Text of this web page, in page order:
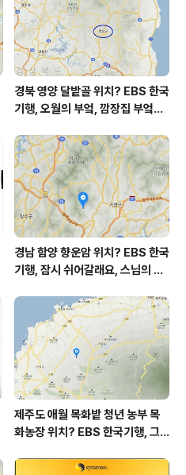
경북 영양 달밭골 위치? EBS 한국
기행, 오월의 부엌, 깜장집 부엌은
어디? / 경상북도 영양군 가볼 만
한 곳, 영양읍 상원리. KBS 인간극
장 임분노미 할머니
경남 함양 향운암 위치? EBS 한국
기행, 잠시 쉬어갈래요, 스님의 어
상남도 함양군 가볼 만한 곳, 용추
계곡 향운암 명천스님, 덕유산 황
석산 거망산 기백산
제주도 애월 목화밭 청년 농부 목
화농장 위치? EBS 한국기행, 그
사나이, 애월읍 어음리 정보람 씨